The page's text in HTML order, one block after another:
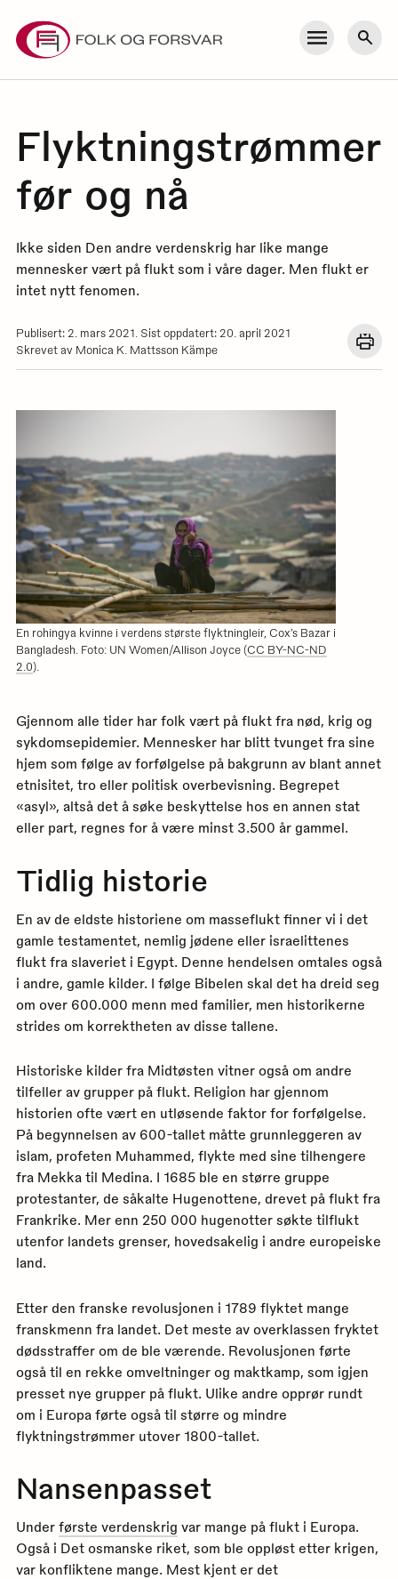
content
Meny Søk
Flyktningstrømmer
før og nå
Ikke siden Den andre verdenskrig har like mange
mennesker vært på flukt som i våre dager. Men flukt er
intet nytt fenomen.
Publisert: 2. mars 2021. Sist oppdatert: 20. april 2021
Skrevet av Monica K. Mattsson Kämpe
Åpne
en
En rohingya kvinne i verdens største flyktningleir, Cox’s Bazar i
Bangladesh. Foto: UN Women/Allison Joyce (CC BY-NC-ND
2.0).
Gjennom alle tider har folk vært på flukt fra nød, krig og
sykdomsepidemier. Mennesker har blitt tvunget fra sine
hjem som følge av forfølgelse på bakgrunn av blant annet
etnisitet, tro eller politisk overbevisning. Begrepet
«asyl», altså det å søke beskyttelse hos en annen stat
eller part, regnes for å være minst 3.500 år gammel.
Tidlig historie
En av de eldste historiene om masseflukt finner vi i det
gamle testamentet, nemlig jødene eller israelittenes
flukt fra slaveriet i Egypt. Denne hendelsen omtales også
i andre, gamle kilder. I følge Bibelen skal det ha dreid seg
om over 600.000 menn med familier, men historikerne
strides om korrektheten av disse tallene.
Historiske kilder fra Midtøsten vitner også om andre
tilfeller av grupper på flukt. Religion har gjennom
historien ofte vært en utløsende faktor for forfølgelse.
På begynnelsen av 600-tallet måtte grunnleggeren av
islam, profeten Muhammed, flykte med sine tilhengere
fra Mekka til Medina. I 1685 ble en større gruppe
protestanter, de såkalte Hugenottene, drevet på flukt fra
Frankrike. Mer enn 250 000 hugenotter søkte tilflukt
utenfor landets grenser, hovedsakelig i andre europeiske
land.
Etter den franske revolusjonen i 1789 flyktet mange
franskmenn fra landet. Det meste av overklassen fryktet
dødsstraffer om de ble værende. Revolusjonen førte
også til en rekke omveltninger og maktkamp, som igjen
presset nye grupper på flukt. Ulike andre opprør rundt
om i Europa førte også til større og mindre
flyktningstrømmer utover 1800-tallet.
Nansenpasset
Under første verdenskrig var mange på flukt i Europa.
Også i Det osmanske riket, som ble oppløst etter krigen,
var konfliktene mange. Mest kjent er det